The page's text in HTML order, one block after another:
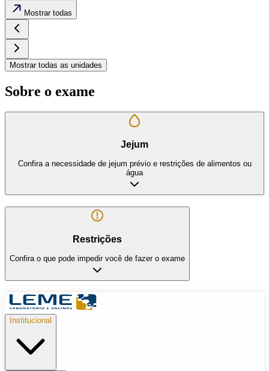
Mostrar todas
Mostrar todas as unidades
Sobre o exame
Jejum
Confira a necessidade de jejum prévio e restrições de alimentos ou
água
Restrições
Confira o que pode impedir você de fazer o exame
Institucional